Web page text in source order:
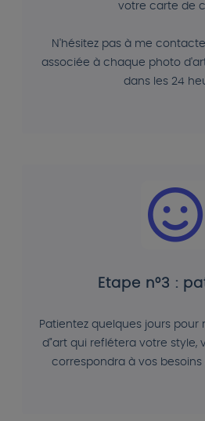
votre carte de
N'hésitez pas à me
associée à chaque photo
dans les 24
Etape n°3 :
Patientez quelques jours
d"art qui reflétera votre style,
correspondra à vos